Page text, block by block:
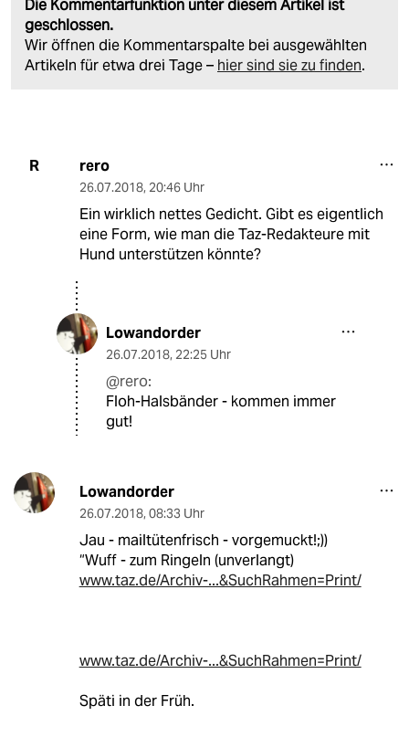
Die Kommentarfunktion unter diesem Artikel ist
geschlossen.
Wir öffnen die Kommentarspalte bei ausgewählten
Artikeln für etwa drei Tage – hier sind sie zu finden.
R rero
26.07.2018, 20:46 Uhr
Ein wirklich nettes Gedicht. Gibt es eigentlich
eine Form, wie man die Taz-Redakteure mit
Hund unterstützen könnte?
Lowandorder
26.07.2018, 22:25 Uhr
@rero:
Floh-Halsbänder - kommen immer
gut!
Lowandorder
26.07.2018, 08:33 Uhr
Jau - mailtütenfrisch - vorgemuckt!;))
“Wuff - zum Ringeln (unverlangt)
www.taz.de/Archiv-...&SuchRahmen=Print/
www.taz.de/Archiv-...&SuchRahmen=Print/
Späti in der Früh.